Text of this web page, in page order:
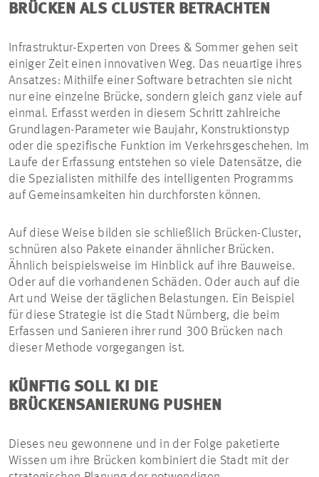
BRÜCKEN ALS CLUSTER BETRACHTEN
Infrastruktur-Experten von Drees & Sommer gehen seit
einiger Zeit einen innovativen Weg. Das neuartige ihres
Ansatzes: Mithilfe einer Software betrachten sie nicht
nur eine einzelne Brücke, sondern gleich ganz viele auf
einmal. Erfasst werden in diesem Schritt zahlreiche
Grundlagen-Parameter wie Baujahr, Konstruktionstyp
oder die spezifische Funktion im Verkehrsgeschehen. Im
Laufe der Erfassung entstehen so viele Datensätze, die
die Spezialisten mithilfe des intelligenten Programms
auf Gemeinsamkeiten hin durchforsten können.
Auf diese Weise bilden sie schließlich Brücken-Cluster,
schnüren also Pakete einander ähnlicher Brücken.
Ähnlich beispielsweise im Hinblick auf ihre Bauweise.
Oder auf die vorhandenen Schäden. Oder auch auf die
Art und Weise der täglichen Belastungen. Ein Beispiel
für diese Strategie ist die Stadt Nürnberg, die beim
Erfassen und Sanieren ihrer rund 300 Brücken nach
dieser Methode vorgegangen ist.
KÜNFTIG SOLL KI DIE
BRÜCKENSANIERUNG PUSHEN
Dieses neu gewonnene und in der Folge paketierte
Wissen um ihre Brücken kombiniert die Stadt mit der